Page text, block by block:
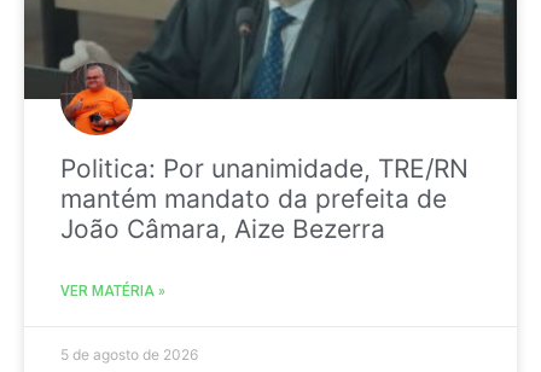
Politica: Por unanimidade, TRE/RN
mantém mandato da prefeita de
João Câmara, Aize Bezerra
VER MATÉRIA »
5 de agosto de 2026